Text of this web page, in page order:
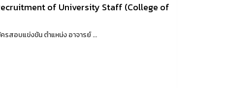
of University Staff (College of
รสอบแข่งขัน ตำแหน่ง อาจารย์ ...